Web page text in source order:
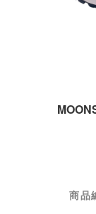
商品